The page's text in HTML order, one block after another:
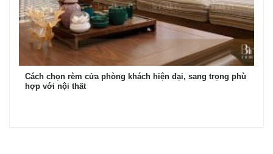
Cách chọn rèm cửa phòng khách hiện đại, sang trọng phù
hợp với nội thất